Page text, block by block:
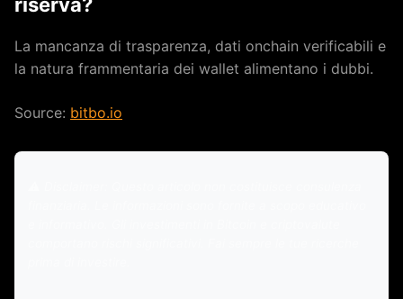
La mancanza di trasparenza, dati onchain verificabili e
la natura frammentaria dei wallet alimentano i dubbi.
Source: bitbo.io